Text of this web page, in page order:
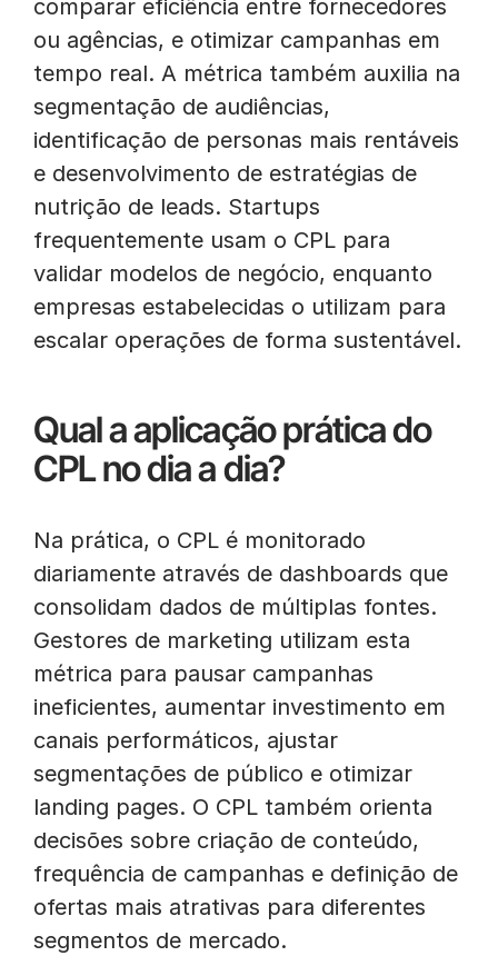
comparar eficiência entre fornecedores
ou agências, e otimizar campanhas em
tempo real. A métrica também auxilia na
segmentação de audiências,
identificação de personas mais rentáveis
e desenvolvimento de estratégias de
nutrição de leads. Startups
frequentemente usam o CPL para
validar modelos de negócio, enquanto
empresas estabelecidas o utilizam para
escalar operações de forma sustentável.
Qual a aplicação prática do
CPL no dia a dia?
Na prática, o CPL é monitorado
diariamente através de dashboards que
consolidam dados de múltiplas fontes.
Gestores de marketing utilizam esta
métrica para pausar campanhas
ineficientes, aumentar investimento em
canais performáticos, ajustar
segmentações de público e otimizar
landing pages. O CPL também orienta
decisões sobre criação de conteúdo,
frequência de campanhas e definição de
ofertas mais atrativas para diferentes
segmentos de mercado.